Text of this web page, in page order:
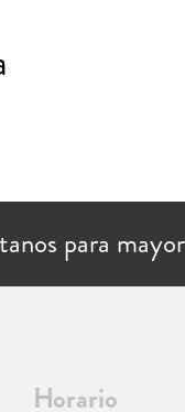
para
Horario